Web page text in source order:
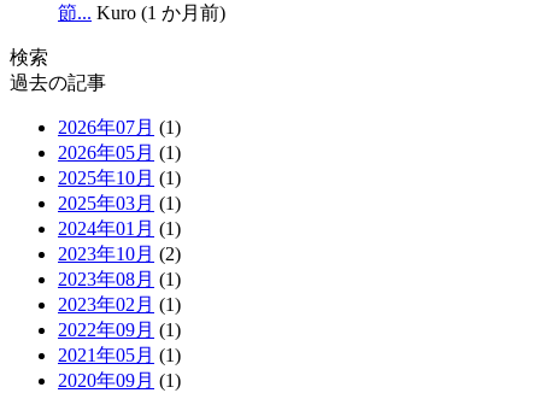
節... Kuro (1 か月前)
検索
過去の記事
2026年07月 (1)
2026年05月 (1)
2025年10月 (1)
2025年03月 (1)
2024年01月 (1)
2023年10月 (2)
2023年08月 (1)
2023年02月 (1)
2022年09月 (1)
2021年05月 (1)
2020年09月 (1)